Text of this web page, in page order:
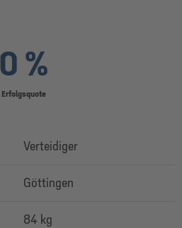
Erfolgsquote
0 %
Verteidiger
Göttingen
84 kg